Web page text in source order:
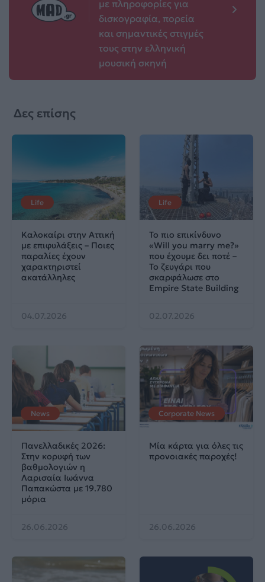
με πληροφορίες για
δισκογραφία, πορεία
και σημαντικές στιγμές
τους στην ελληνική
μουσική σκηνή
Δες επίσης
Life
Καλοκαίρι στην Αττική
με επιφυλάξεις – Ποιες
παραλίες έχουν
χαρακτηριστεί
ακατάλληλες
04.07.2026
Life
Το πιο επικίνδυνο
«Will you marry me?»
που έχουμε δει ποτέ –
Το ζευγάρι που
σκαρφάλωσε στο
Empire State Building
02.07.2026
News
Πανελλαδικές 2026:
Στην κορυφή των
βαθμολογιών η
Λαρισαία Ιωάννα
Παπακώστα με 19.780
μόρια
26.06.2026
Corporate News
Μία κάρτα για όλες τις
προνοιακές παροχές!
26.06.2026